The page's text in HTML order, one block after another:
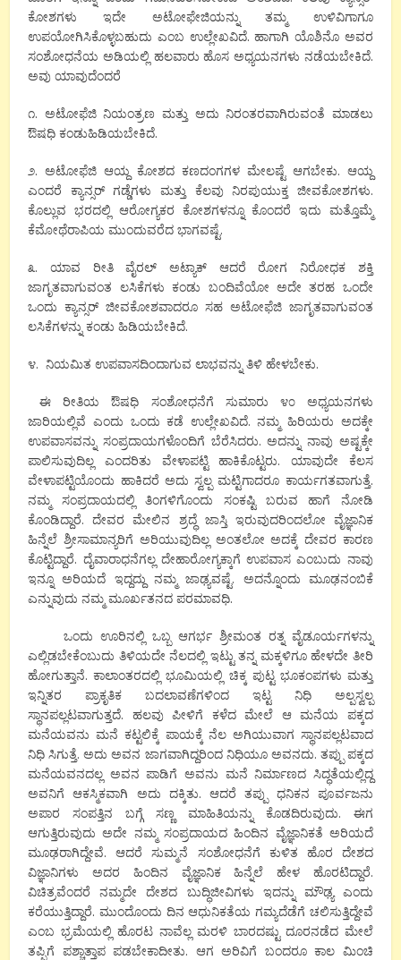
ಕೋಶಗಳು ಇದೇ ಅಟೋಫೇಜಿಯನ್ನು ತಮ್ಮ ಉಳಿವಿಗಾಗೂ
ಉಪಯೋಗಿಸಿಕೊಳ್ಳಬಹುದು ಎಂಬ ಉಲ್ಲೇಖವಿದೆ. ಹಾಗಾಗಿ ಯೊಶಿನೊ ಅವರ
ಸಂಶೋಧನೆಯ ಅಡಿಯಲ್ಲಿ ಹಲವಾರು ಹೊಸ ಅಧ್ಯಯನಗಳು ನಡೆಯಬೇಕಿದೆ.
ಅವು ಯಾವುದೆಂದರೆ
೧. ಅಟೋಫೆಜಿ ನಿಯಂತ್ರಣ ಮತ್ತು ಅದು ನಿರಂತರವಾಗಿರುವಂತೆ ಮಾಡಲು
ಔಷಧಿ ಕಂಡುಹಿಡಿಯಬೇಕಿದೆ.
೨. ಅಟೋಫೆಜಿ ಆಯ್ದ ಕೋಶದ ಕಣದಂಗಗಳ ಮೇಲಷ್ಟೆ ಆಗಬೇಕು. ಆಯ್ದ
ಎಂದರೆ ಕ್ಯಾನ್ಸರ್ ಗಡ್ಡೆಗಳು ಮತ್ತು ಕೆಲವು ನಿರಪುಯುಕ್ತ ಜೀವಕೋಶಗಳು.
ಕೊಲ್ಲುವ ಭರದಲ್ಲಿ ಆರೋಗ್ಯಕರ ಕೋಶಗಳನ್ನೂ ಕೊಂದರೆ ಇದು ಮತ್ತೊಮ್ಮೆ
ಕೆಮೋಥೆರಾಪಿಯ ಮುಂದುವರೆದ ಭಾಗವಷ್ಟೆ.
೩. ಯಾವ ರೀತಿ ವೈರಲ್ ಅಟ್ಯಾಕ್ ಆದರೆ ರೋಗ ನಿರೋಧಕ ಶಕ್ತಿ
ಜಾಗೃತವಾಗುವಂತ ಲಸಿಕೆಗಳು ಕಂಡು ಬಂದಿವೆಯೋ ಅದೇ ತರಹ ಒಂದೇ
ಒಂದು ಕ್ಯಾನ್ಸರ್ ಜೀವಕೋಶವಾದರೂ ಸಹ ಅಟೋಫೆಜಿ ಜಾಗೃತವಾಗುವಂತ
ಲಸಿಕೆಗಳನ್ನು ಕಂಡು ಹಿಡಿಯಬೇಕಿದೆ.
೪. ನಿಯಮಿತ ಉಪವಾಸದಿಂದಾಗುವ ಲಾಭವನ್ನು ತಿಳಿ ಹೇಳಬೇಕು.
ಈ ರೀತಿಯ ಔಷಧಿ ಸಂಶೋಧನೆಗೆ ಸುಮಾರು ೪೦ ಅಧ್ಯಯನಗಳು
ಜಾರಿಯಲ್ಲಿವೆ ಎಂದು ಒಂದು ಕಡೆ ಉಲ್ಲೇಖವಿದೆ. ನಮ್ಮ ಹಿರಿಯರು ಅದಕ್ಕೇ
ಉಪವಾಸವನ್ನು ಸಂಪ್ರದಾಯಗಳೊಂದಿಗೆ ಬೆರೆಸಿದರು. ಅದನ್ನು ನಾವು ಅಷ್ಟಕ್ಕೇ
ಪಾಲಿಸುವುದಿಲ್ಲ ಎಂದರಿತು ವೇಳಾಪಟ್ಟಿ ಹಾಕಿಕೊಟ್ಟರು. ಯಾವುದೇ ಕೆಲಸ
ವೇಳಾಪಟ್ಟಿಯೊಂದು ಹಾಕಿದರೆ ಅದು ಸ್ವಲ್ಪ ಮಟ್ಟಿಗಾದರೂ ಕಾರ್ಯಗತವಾಗುತ್ತೆ.
ನಮ್ಮ ಸಂಪ್ರದಾಯದಲ್ಲಿ ತಿಂಗಳಿಗೊಂದು ಸಂಕಷ್ಟಿ ಬರುವ ಹಾಗೆ ನೋಡಿ
ಕೊಂಡಿದ್ದಾರೆ. ದೇವರ ಮೇಲಿನ ಶ್ರದ್ಧೆ ಜಾಸ್ತಿ ಇರುವುದರಿಂದಲೋ ವೈಜ್ಞಾನಿಕ
ಹಿನ್ನೆಲೆ ಶ್ರೀಸಾಮಾನ್ಯರಿಗೆ ಅರಿಯುವುದಿಲ್ಲ ಅಂತಲೋ ಅದಕ್ಕೆ ದೇವರ ಕಾರಣ
ಕೊಟ್ಟಿದ್ದಾರೆ. ದೈವಾರಾಧನೆಗಲ್ಲ ದೇಹಾರೋಗ್ಯಕ್ಕಾಗೆ ಉಪವಾಸ ಎಂಬುದು ನಾವು
ಇನ್ನೂ ಅರಿಯದೆ ಇದ್ದದ್ದು ನಮ್ಮ ಜಾಢ್ಯವಷ್ಟೆ. ಅದನ್ನೊಂದು ಮೂಢನಂಬಿಕೆ
ಎನ್ನುವುದು ನಮ್ಮ ಮೂರ್ಖತನದ ಪರಮಾವಧಿ.
ಒಂದು ಊರಿನಲ್ಲಿ ಒಬ್ಬ ಆಗರ್ಭ ಶ್ರೀಮಂತ ರತ್ನ ವೈಡೂರ್ಯಗಳನ್ನು
ಎಲ್ಲಿಡಬೇಕೆಂಬುದು ತಿಳಿಯದೇ ನೆಲದಲ್ಲಿ ಇಟ್ಟು ತನ್ನ ಮಕ್ಕಳಿಗೂ ಹೇಳದೇ ತೀರಿ
ಹೋಗುತ್ತಾನೆ. ಕಾಲಾಂತರದಲ್ಲಿ ಭೂಮಿಯಲ್ಲಿ ಚಿಕ್ಕ ಪುಟ್ಟ ಭೂಕಂಪಗಳು ಮತ್ತು
ಇನ್ನಿತರ ಪ್ರಾಕೃತಿಕ ಬದಲಾವಣೆಗಳಿಂದ ಇಟ್ಟ ನಿಧಿ ಅಲ್ಪಸ್ವಲ್ಪ
ಸ್ಥಾನಪಲ್ಲಟವಾಗುತ್ತದೆ. ಹಲವು ಪೀಳಿಗೆ ಕಳೆದ ಮೇಲೆ ಆ ಮನೆಯ ಪಕ್ಕದ
ಮನೆಯವನು ಮನೆ ಕಟ್ಟಲಿಕ್ಕೆ ಪಾಯಕ್ಕೆ ನೆಲ ಅಗಿಯುವಾಗ ಸ್ಥಾನಪಲ್ಲಟವಾದ
ನಿಧಿ ಸಿಗುತ್ತೆ. ಅದು ಅವನ ಜಾಗವಾಗಿದ್ದರಿಂದ ನಿಧಿಯೂ ಅವನದು. ತಪ್ಪು ಪಕ್ಕದ
ಮನೆಯವನದಲ್ಲ ಅವನ ಪಾಡಿಗೆ ಅವನು ಮನೆ ನಿರ್ಮಾಣದ ಸಿದ್ಧತೆಯಲ್ಲಿದ್ದ
ಅವನಿಗೆ ಆಕಸ್ಮಿಕವಾಗಿ ಅದು ದಕ್ಕಿತು. ಆದರೆ ತಪ್ಪು ಧನಿಕನ ಪೂರ್ವಜನು
ಅಪಾರ ಸಂಪತ್ತಿನ ಬಗ್ಗೆ ಸಣ್ಣ ಮಾಹಿತಿಯನ್ನು ಕೊಡದಿರುವುದು. ಈಗ
ಆಗುತ್ತಿರುವುದು ಅದೇ ನಮ್ಮ ಸಂಪ್ರದಾಯದ ಹಿಂದಿನ ವೈಜ್ಞಾನಿಕತೆ ಅರಿಯದೆ
ಮೂಢರಾಗಿದ್ದೇವೆ. ಆದರೆ ಸುಮ್ಮನೆ ಸಂಶೋಧನೆಗೆ ಕುಳಿತ ಹೊರ ದೇಶದ
ವಿಜ್ಞಾನಿಗಳು ಅದರ ಹಿಂದಿನ ವೈಜ್ಞಾನಿಕ ಹಿನ್ನೆಲೆ ಹೇಳ ಹೊರಟಿದ್ದಾರೆ.
ವಿಚಿತ್ರವೆಂದರೆ ನಮ್ಮದೇ ದೇಶದ ಬುದ್ಧಿಜೀವಿಗಳು ಇದನ್ನು ಮೌಢ್ಯ ಎಂದು
ಕರೆಯುತ್ತಿದ್ದಾರೆ. ಮುಂದೊಂದು ದಿನ ಆಧುನಿಕತೆಯ ಗಮ್ಯದೆಡೆಗೆ ಚಲಿಸುತ್ತಿದ್ದೇವೆ
ಎಂಬ ಭ್ರಮೆಯಲ್ಲಿ ಹೊರಟ ನಾವೆಲ್ಲ ಮರಳಿ ಬಾರದಷ್ಟು ದೂರನಡೆದ ಮೇಲೆ
ತಪ್ಪಿಗೆ ಪಶ್ಚಾತ್ತಾಪ ಪಡಬೇಕಾದೀತು. ಆಗ ಅರಿವಿಗೆ ಬಂದರೂ ಕಾಲ ಮಿಂಚಿ